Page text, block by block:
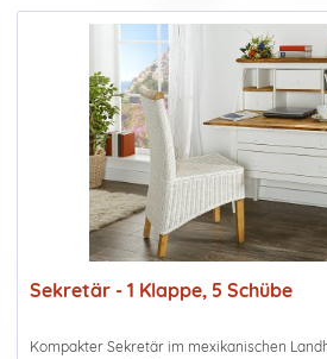
Sekretär - 1 Klappe, 5 Schübe
Kompakter Sekretär im mexikanischen